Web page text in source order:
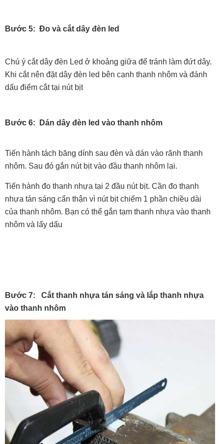
Bước 5: Đo và cắt dây đèn led
Chú ý cắt dây đèn Led ở khoảng giữa để tránh làm đứt dây.
Khi cắt nên đặt dây đèn led bên cạnh thanh nhôm và đánh
dấu điểm cắt tại nút bịt
Bước 6: Dán dây đèn led vào thanh nhôm
Tiến hành tách băng dính sau đèn và dán vào rãnh thanh
nhôm. Sau đó gắn nút bịt vào đầu thanh nhôm lại.
Tiến hành đo thanh nhựa tại 2 đầu nút bịt. Cần đo thanh
nhựa tán sáng cẩn thận vì nút bịt chiếm 1 phần chiều dài
của thanh nhôm. Bạn có thể gắn tạm thanh nhựa vào thanh
nhôm và lấy dấu
Bước 7: Cắt thanh nhựa tán sáng và lắp thanh nhựa
vào thanh nhôm